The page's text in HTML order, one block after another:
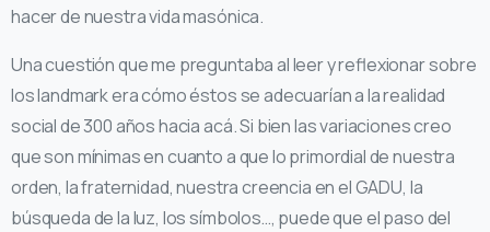
hacer de nuestra vida masónica.
Una cuestión que me preguntaba al leer y reflexionar sobre
los landmark era cómo éstos se adecuarían a la realidad
social de 300 años hacia acá. Si bien las variaciones creo
que son mínimas en cuanto a que lo primordial de nuestra
orden, la fraternidad, nuestra creencia en el GADU, la
búsqueda de la luz, los símbolos…, puede que el paso del